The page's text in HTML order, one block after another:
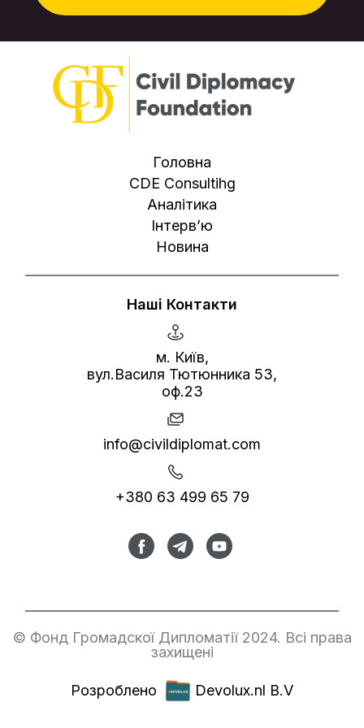
Головна
CDE Consultihg
Аналітика
Інтерв’ю
Новина
Наші Контакти
м. Київ,
вул.Василя Тютюнника 53,
оф.23
info@civildiplomat.com
+380 63 499 65 79
Розроблено Devolux.nl B.V
© Фонд Громадскої Дипломатії 2024. Всі права
захищені